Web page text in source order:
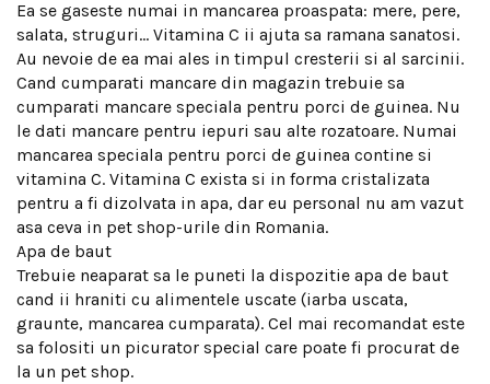
Ea se gaseste numai in mancarea proaspata: mere, pere,
salata, struguri… Vitamina C ii ajuta sa ramana sanatosi.
Au nevoie de ea mai ales in timpul cresterii si al sarcinii.
Cand cumparati mancare din magazin trebuie sa
cumparati mancare speciala pentru porci de guinea. Nu
le dati mancare pentru iepuri sau alte rozatoare. Numai
mancarea speciala pentru porci de guinea contine si
vitamina C. Vitamina C exista si in forma cristalizata
pentru a fi dizolvata in apa, dar eu personal nu am vazut
asa ceva in pet shop-urile din Romania.
Apa de baut
Trebuie neaparat sa le puneti la dispozitie apa de baut
cand ii hraniti cu alimentele uscate (iarba uscata,
graunte, mancarea cumparata). Cel mai recomandat este
sa folositi un picurator special care poate fi procurat de
la un pet shop.